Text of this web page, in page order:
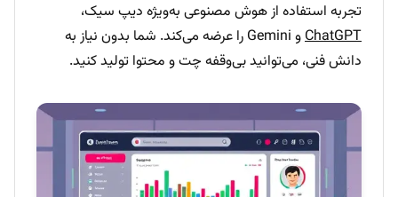
تجربه استفاده از هوش مصنوعی به‌ویژه دیپ سیک،
ChatGPT
و Gemini را عرضه می‌کند. شما بدون نیاز به
دانش فنی، می‌توانید بی‌وقفه چت و محتوا تولید کنید.